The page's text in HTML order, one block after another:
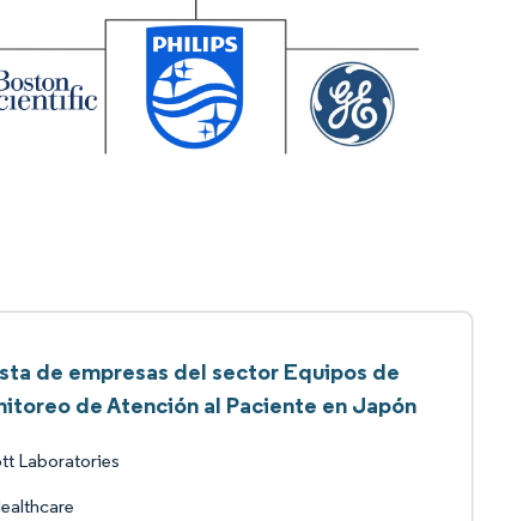
de empresas del sector Equipos de
de Atención al Paciente en Japón
Laboratories